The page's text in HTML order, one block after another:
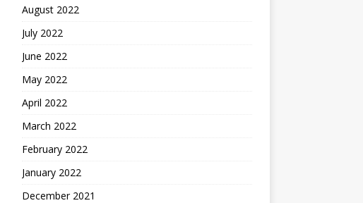
August 2022
July 2022
June 2022
May 2022
April 2022
March 2022
February 2022
January 2022
December 2021